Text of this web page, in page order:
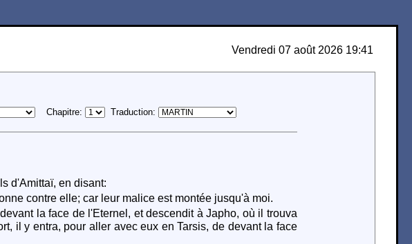
Vendredi 07 août 2026 19:41
Chapitre: Traduction:
d'Amittaï, en disant:
contre elle; car leur malice est montée jusqu'à moi.
la face de l'Eternel, et descendit à Japho, où il trouva
il y entra, pour aller avec eux en Tarsis, de devant la face